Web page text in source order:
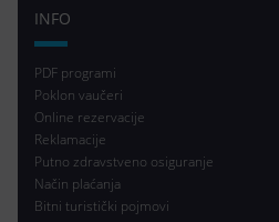
INFO
PDF programi
Poklon vaučeri
Online rezervacije
Reklamacije
Putno zdravstveno osiguranje
Način plaćanja
Bitni turistički pojmovi